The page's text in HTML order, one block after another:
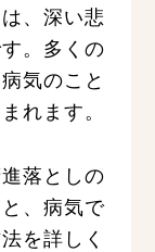
、深い悲
。多くの
気のこと
れます。
落としの
、病気で
を詳しく